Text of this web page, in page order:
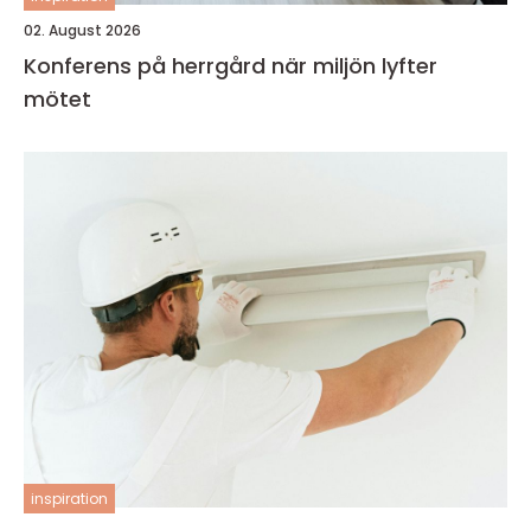
02. August 2026
Konferens på herrgård när miljön lyfter
mötet
inspiration